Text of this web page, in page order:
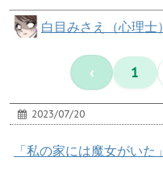
白目みさえ（心理士）
‹ 1
2023/07/20
「私の家には魔女がいた」